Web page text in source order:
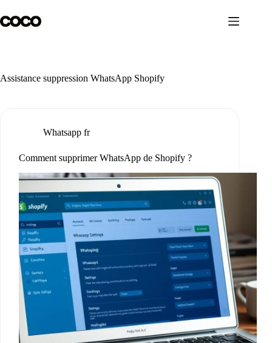
au
contenu
Assistance suppression WhatsApp Shopify
Whatsapp fr
Comment supprimer WhatsApp de Shopify ?